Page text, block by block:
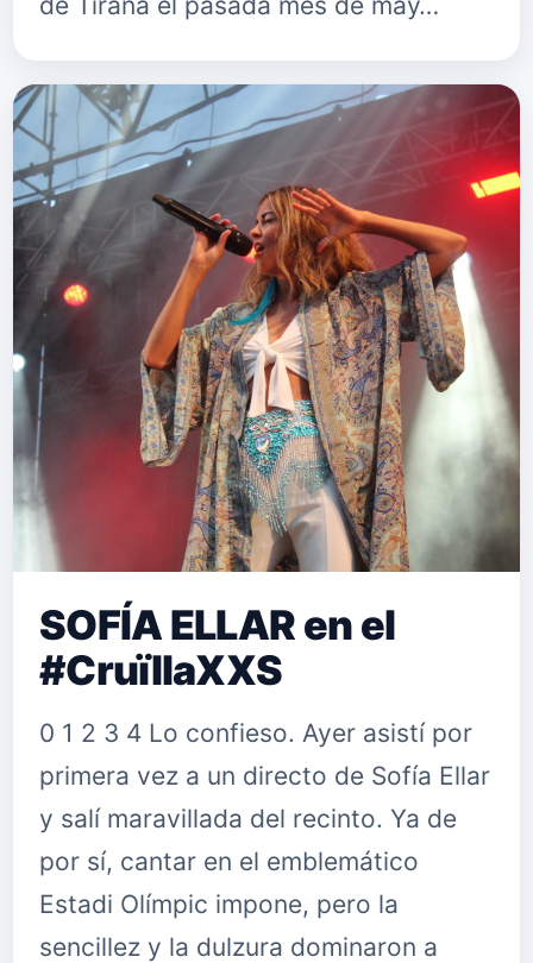
SOFÍA ELLAR en el
#CruïllaXXS
0 1 2 3 4 Lo confieso. Ayer asistí por
primera vez a un directo de Sofía Ellar
y salí maravillada del recinto. Ya de
por sí, cantar en el emblemático
Estadi Olímpic impone, pero la
sencillez y la dulzura dominaron a